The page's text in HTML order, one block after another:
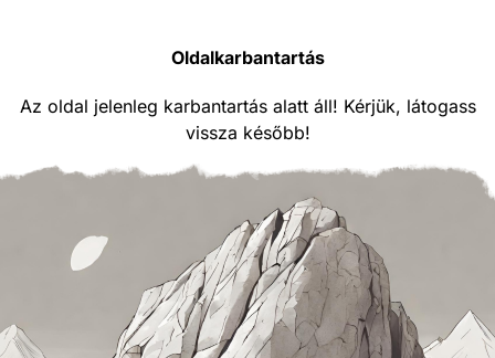
Oldalkarbantartás
Az oldal jelenleg karbantartás alatt áll! Kérjük, látogass
vissza később!